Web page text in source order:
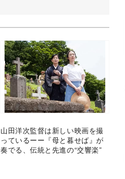
山田洋次監督は新しい映画を撮
っているーー『母と暮せば』が
奏でる、伝統と先進の“交響楽”